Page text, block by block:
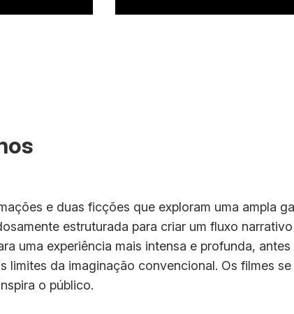
e duas ficções que exploram uma ampla
estruturada para criar um fluxo
uma experiência mais intensa e profunda,
limites da imaginação convencional. Os filmes
o público.